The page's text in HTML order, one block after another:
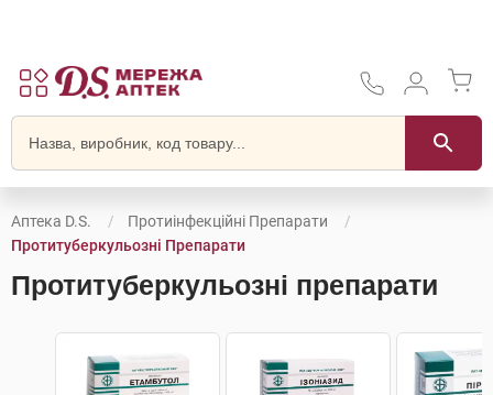
Аптека D.S.
Протиінфекційні Препарати
Протитуберкульозні Препарати
Протитуберкульозні препарати